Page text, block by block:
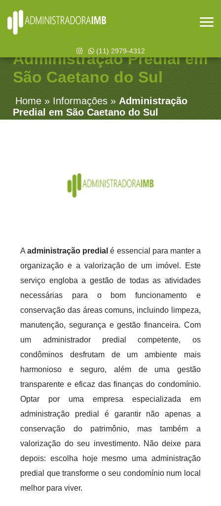
(11) 2979-4312
Administração Predial em
São Caetano do Sul
Home » Informações » Administração
Predial em São Caetano do Sul
Aadministração predial é essencial para manter a
organização e a valorização de um imóvel. Este
serviço engloba a gestão de todas as atividades
necessárias para o bom funcionamento e
conservação das áreas comuns, incluindo limpeza,
manutenção, segurança e gestão financeira. Com
um administrador predial competente, os
condôminos desfrutam de um ambiente mais
harmonioso e seguro, além de uma gestão
transparente e eficaz das finanças do condomínio.
Optar por uma empresa especializada em
administração predial é garantir não apenas a
conservação do patrimônio, mas também a
valorização do seu investimento. Não deixe para
depois: escolha hoje mesmo uma administração
predial que transforme o seu condomínio num local
melhor para viver.